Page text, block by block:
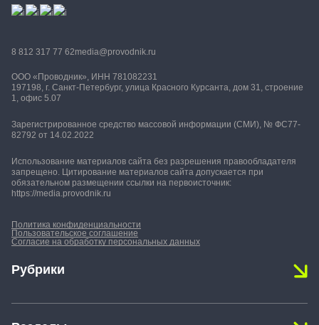
8 812 317 77 62media@provodnik.ru
ООО «Проводник», ИНН 781082231
197198, г. Санкт-Петербург, улица Красного Курсанта, дом 31, строение
1, офис 5.07
Зарегистрированное средство массовой информации (СМИ), № ФС77-
82792 от 14.02.2022
Использование материалов сайта без разрешения правообладателя
запрещено. Цитирование материалов сайта допускается при
обязательном размещении ссылки на первоисточник:
https://media.provodnik.ru
Политика конфиденциальности
Пользовательское соглашение
Согласие на обработку персональных данных
Рубрики
Новости